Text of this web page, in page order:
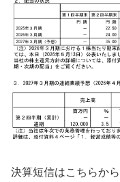
決算短信はこちらから